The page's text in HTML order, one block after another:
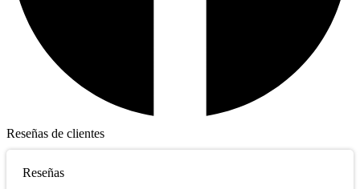
Reseñas de clientes
Reseñas